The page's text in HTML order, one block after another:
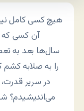
هیچ کسی کامل
آن کسی
سال‌ها بعد به
را به صلابه
در سریر
می‌اندیشیدم؟